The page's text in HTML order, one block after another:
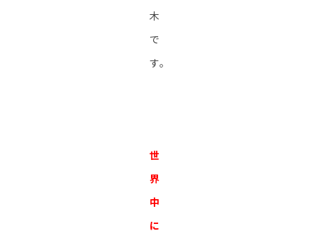
木
で
す。
世
界
中
に